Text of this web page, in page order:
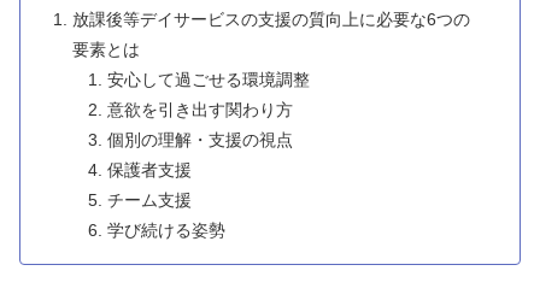
放課後等デイサービスの支援の質向上に必要な6つの
要素とは
安心して過ごせる環境調整
意欲を引き出す関わり方
個別の理解・支援の視点
保護者支援
チーム支援
学び続ける姿勢